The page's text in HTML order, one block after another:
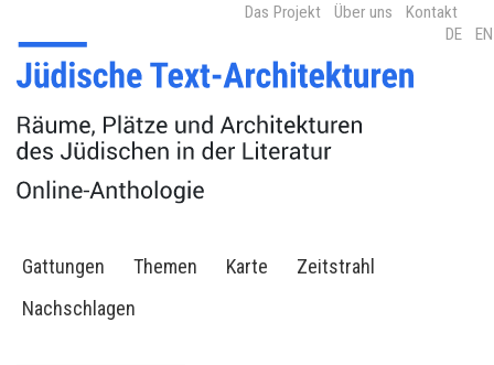
Das Projekt Über uns
Kontakt
DE
EN
Gattungen Themen Karte
Zeitstrahl
Nachschlagen